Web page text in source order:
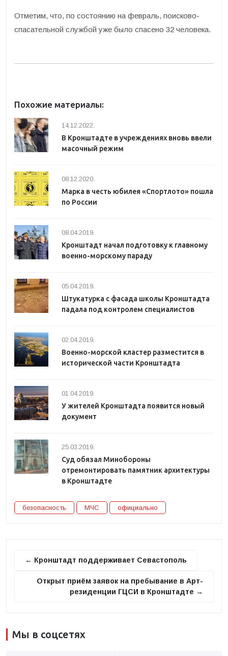
Отметим, что, по состоянию на февраль, поисково-
спасательной службой уже было спасено 32 человека.
Похожие материалы:
14.12.2022.
В Кронштадте в учреждениях вновь ввели
масочный режим
08.12.2020.
Марка в честь юбилея «Спортлото» пошла
по России
08.04.2019.
Кронштадт начал подготовку к главному
военно-морскому параду
05.04.2019.
Штукатурка с фасада школы Кронштадта
падала под контролем специалистов
02.04.2019.
Военно-морской кластер разместится в
исторической части Кронштадта
01.04.2019.
У жителей Кронштадта появится новый
документ
25.03.2019.
Суд обязал Минобороны
отремонтировать памятник архитектуры
в Кронштадте
безопасность МЧС официально
← Кронштадт поддерживает Севастополь
Открыт приём заявок на пребывание в Арт-
резиденции ГЦСИ в Кронштадте →
Мы в соцсетях